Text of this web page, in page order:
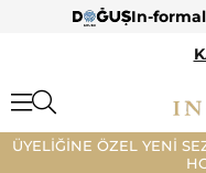
In-formal
ÜYELİĞİNE ÖZEL YENİ